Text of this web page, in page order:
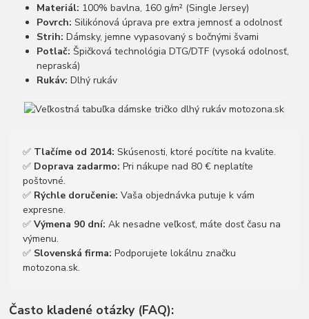
Materiál: 100% bavlna, 160 g/m² (Single Jersey)
Povrch: Silikónová úprava pre extra jemnosť a odolnosť
Strih: Dámsky, jemne vypasovaný s bočnými švami
Potlač: Špičková technológia DTG/DTF (vysoká odolnosť,
nepraská)
Rukáv: Dlhý rukáv
✅ Tlačíme od 2014: Skúsenosti, ktoré pocítite na kvalite.
✅ Doprava zadarmo: Pri nákupe nad 80 € neplatíte
poštovné.
✅ Rýchle doručenie: Vaša objednávka putuje k vám
expresne.
✅Výmena 90 dní: Ak nesadne veľkosť, máte dosť času na
výmenu.
✅ Slovenská firma: Podporujete lokálnu značku
motozona.sk.
Často kladené otázky (FAQ):